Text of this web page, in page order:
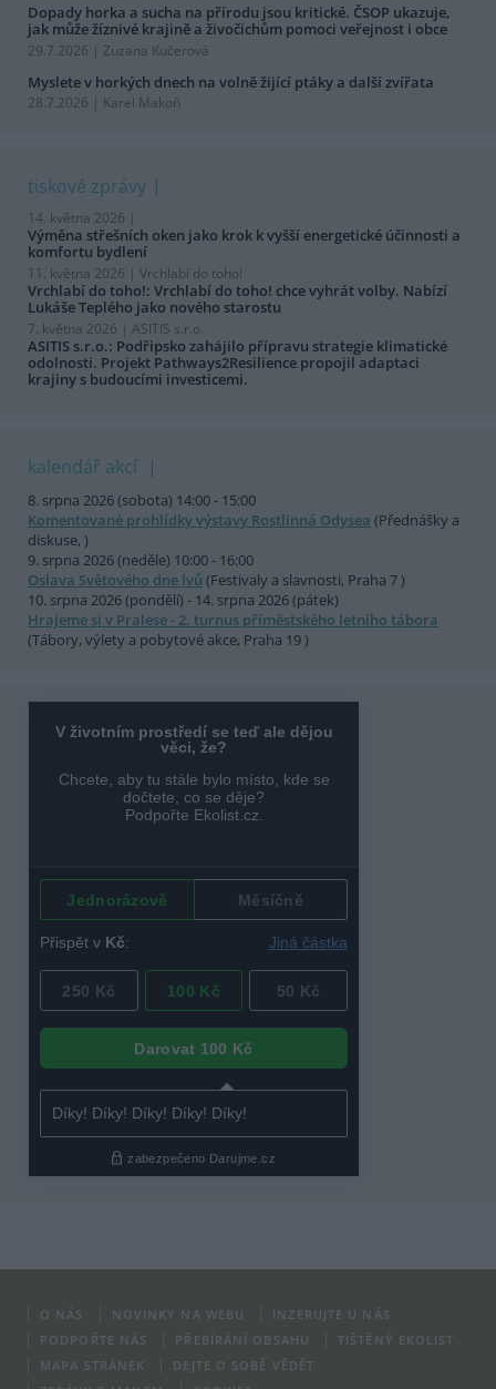
Dopady horka a sucha na přírodu jsou kritické. ČSOP ukazuje,
jak může žíznivé krajině a živočichům pomoci veřejnost i obce
29.7.2026 | Zuzana Kučerová
Myslete v horkých dnech na volně žijící ptáky a další zvířata
28.7.2026 | Karel Makoň
tiskové zprávy
14. května 2026 |
Výměna střešních oken jako krok k vyšší energetické účinnosti a
komfortu bydlení
11. května 2026 | Vrchlabí do toho!
Vrchlabí do toho!: Vrchlabí do toho! chce vyhrát volby. Nabízí
Lukáše Teplého jako nového starostu
7. května 2026 | ASITIS s.r.o.
ASITIS s.r.o.: Podřipsko zahájilo přípravu strategie klimatické
odolnosti. Projekt Pathways2Resilience propojil adaptaci
krajiny s budoucími investicemi.
kalendář akcí
8. srpna 2026 (sobota) 14:00 - 15:00
Komentované prohlídky výstavy Rostlinná Odysea (Přednášky a
diskuse, )
9. srpna 2026 (neděle) 10:00 - 16:00
Oslava Světového dne lvů (Festivaly a slavnosti, Praha 7 )
10. srpna 2026 (pondělí) - 14. srpna 2026 (pátek)
Hrajeme si v Pralese - 2. turnus příměstského letního tábora
(Tábory, výlety a pobytové akce, Praha 19 )
O NÁS NOVINKY NA WEBU
INZERUJTE U NÁS
PODPOŘTE NÁS
PŘEBÍRÁNÍ OBSAHU
TIŠTĚNÝ EKOLIST
MAPA STRÁNEK
DEJTE O SOBĚ VĚDĚT